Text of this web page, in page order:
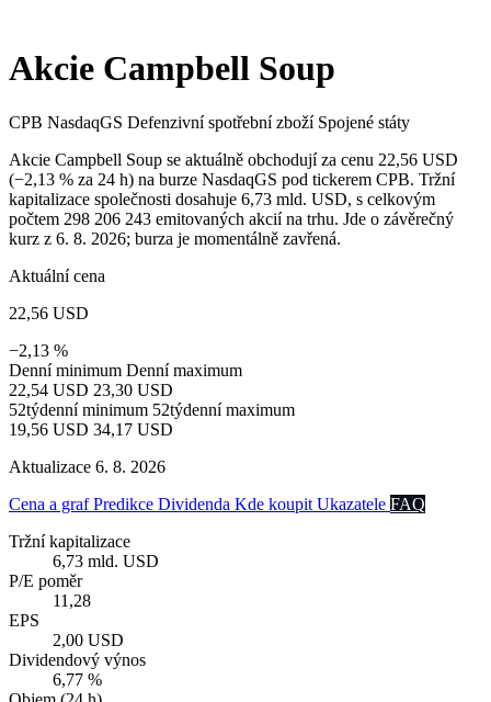
Akcie Campbell Soup
CPB NasdaqGS Defenzivní spotřební zboží Spojené státy
Akcie Campbell Soup se aktuálně obchodují za cenu 22,56 USD
(−2,13 % za 24 h) na burze NasdaqGS pod tickerem CPB. Tržní
kapitalizace společnosti dosahuje 6,73 mld. USD, s celkovým
počtem 298 206 243 emitovaných akcií na trhu. Jde o závěrečný
kurz z 6. 8. 2026; burza je momentálně zavřená.
Aktuální cena
22,56 USD
−2,13 %
Denní minimum Denní maximum
22,54 USD 23,30 USD
52týdenní minimum 52týdenní maximum
19,56 USD 34,17 USD
Aktualizace 6. 8. 2026
Cena a grafPredikce Dividenda Kde koupit Ukazatele FAQ
Tržní kapitalizace
6,73 mld. USD
P/E poměr
11,28
EPS
2,00 USD
Dividendový výnos
6,77 %